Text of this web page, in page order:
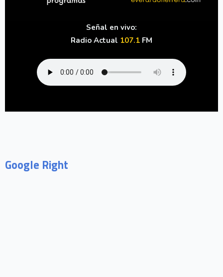
Señal en vivo:
Radio Actual 107.1 FM
Google Right